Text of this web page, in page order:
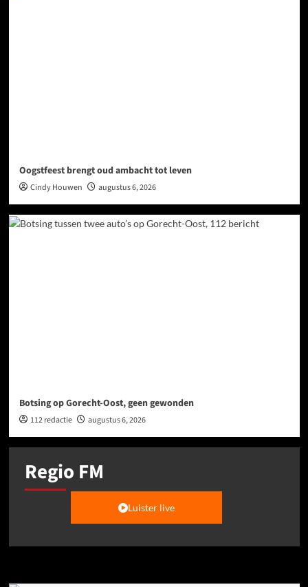
Oogstfeest brengt oud ambacht tot leven
Cindy Houwen augustus 6, 2026
Botsing op Gorecht-Oost, geen gewonden
112 redactie augustus 6, 2026
Regio FM
Luister live